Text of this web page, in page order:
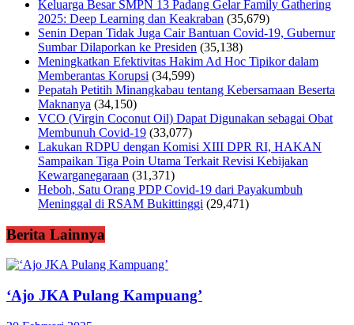
Keluarga Besar SMPN 13 Padang Gelar Family Gathering
2025: Deep Learning dan Keakraban (35,679)
Senin Depan Tidak Juga Cair Bantuan Covid-19, Gubernur
Sumbar Dilaporkan ke Presiden (35,138)
Meningkatkan Efektivitas Hakim Ad Hoc Tipikor dalam
Memberantas Korupsi (34,599)
Pepatah Petitih Minangkabau tentang Kebersamaan Beserta
Maknanya (34,150)
VCO (Virgin Coconut Oil) Dapat Digunakan sebagai Obat
Membunuh Covid-19 (33,077)
Lakukan RDPU dengan Komisi XIII DPR RI, HAKAN
Sampaikan Tiga Poin Utama Terkait Revisi Kebijakan
Kewarganegaraan (31,371)
Heboh, Satu Orang PDP Covid-19 dari Payakumbuh
Meninggal di RSAM Bukittinggi (29,471)
Berita Lainnya
‘Ajo JKA Pulang Kampuang’